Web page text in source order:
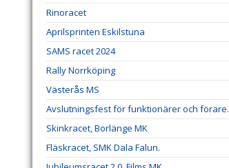
Rinoracet
Aprilsprinten Eskilstuna
SAMS racet 2024
Rally Norrköping
Västerås MS
Avslutningsfest för funktionärer och förare.
Skinkracet, Borlänge MK
Fläskracet, SMK Dala Falun.